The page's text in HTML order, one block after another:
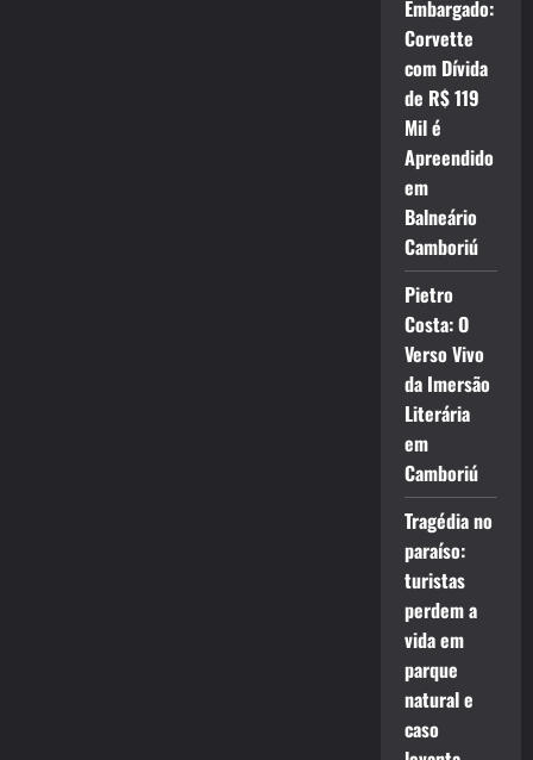
Embargado:
Corvette
com Dívida
de R$ 119
Mil é
Apreendido
em
Balneário
Camboriú
Pietro
Costa: O
Verso Vivo
da Imersão
Literária
em
Camboriú
Tragédia no
paraíso:
turistas
perdem a
vida em
parque
natural e
caso